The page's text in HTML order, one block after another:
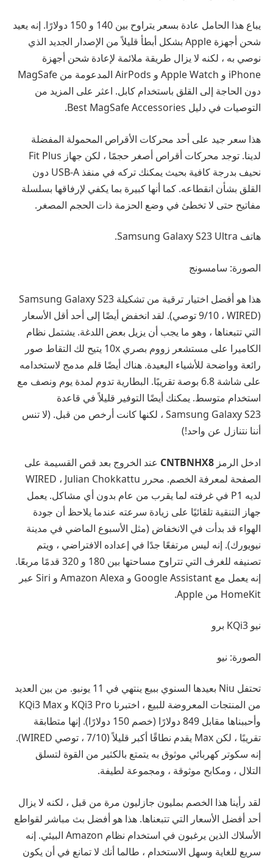
يباع هذا الحامل عادة بسعر يتراوح بين 140 و 150 دولارًا. إنه يعيد
شحن أجهزة Apple بشكل أبطأ قليلاً من الإصدار الجديد الذي
نوصي به ، لكنه لا يزال طريقة ملائمة لإعادة شحن أجهزة
iPhone و Apple Watch و AirPods المدعومة من MagSafe
دون الحاجة إلى القلق باستخدام كابل. اعثر على المزيد من
التوصيات في دليل Best MagSafe Accessories.
هذا سعر جيد على أحد محركات الأقراص المحمولة المفضلة
لدينا. توجد محركات أقراص أصغر حجمًا ، لكن جهاز Fit Plus
نحيف بدرجة كافية بحيث يمكنك تركه في منفذ USB-A دون
القلق بشأن انقطاعه. كما أنها كبيرة بما يكفي لإرفاقها بسلسلة
مفاتيح حتى لا تخطئ في وضع الحزمة ذات الحجم المصغر.
هاتف Samsung Galaxy S23 Ultra.
الصورة: سامسونج
هذا هو أفضل اختيار ترقية من تشكيلة Samsung Galaxy S23
(9/10 ، WIRED توصي). لقد انخفض أيضًا إلى أحد أقل الأسعار
التي تتبعناها ، وهو ما يجب أن يزيل بعض اللدغة. يشتمل نظام
الكاميرا على مستشعر زووم بصري 10x يتيح لك التقاط صور
رائعة وواضحة للأشياء البعيدة. هناك أيضًا قلم مدمج لاستخدامه
على شاشة 6.8 بوصة تقريبًا. البطارية تدوم لمدة يوم ونصف مع
استخدام متوسط. يمكنك أيضًا التوفير قليلاً في قاعدة
Samsung Galaxy S23 ، لكنها كانت أرخص من قبل. (لا تنس
أننا نتنازل عن واحد!)
ادخل الرمز CNTBNHX8 عند الخروج بعد قص القسيمة على
الصفحة لمعرفة الخصم. محرر WIRED ، Julian Chokkattu
لديه P1 في غرفته لما يقرب من عام بدون أي مشاكل. يعمل
جهاز التنقية تلقائيًا على زيادة سرعته عندما يلاحظ أن جودة
الهواء قد بدأت في الانخفاض (مثل الأسبوع الماضي في مدينة
نيويورك). إنه ليس مرتفعًا جدًا في إعداده الافتراضي ، ويتم
تصنيفه للغرف التي تتراوح مساحتها بين 180 و 320 قدمًا مربعًا.
إنه يعمل مع Google Assistant و Amazon Alexa و Siri عبر
HomeKit من Apple.
نيو KQi3 برو
الصورة: نيو
تحتفل Niu بعيدها السنوي ببيع ينتهي في 11 يونيو. من بين العديد
من المنتجات المعروضة للبيع ، اختبرنا KQi3 Pro و KQi3 Max
وأحببناها مقابل 849 دولارًا (خصم 150 دولارًا). إنها متطابقة
تقريبًا ، لكن Max يقدم نطاقًا أكبر قليلاً (7/10 ، توصي WIRED).
إنه سكوتر كهربائي موثوق به يتمتع بالكثير من القوة لتسلق
التلال ، ومكابح موثوقة ، ومجموعة لطيفة.
لقد رأينا هذا الخصم بمليون جازليون مرة من قبل ، لكنه لا يزال
أحد أفضل الأسعار التي تتبعناها. هذا هو أفضل بث مباشر لقواطع
الأسلاك الذين يرغبون في استخدام نظام Amazon البيئي. إنه
سريع للغاية وسهل الاستخدام ، طالما أنك لا تمانع في أن يكون